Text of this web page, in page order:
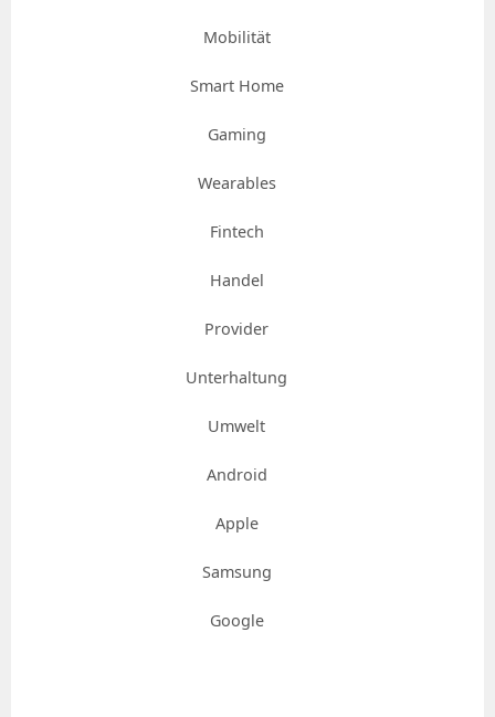
Mobilität
Smart Home
Gaming
Wearables
Fintech
Handel
Provider
Unterhaltung
Umwelt
Android
Apple
Samsung
Google